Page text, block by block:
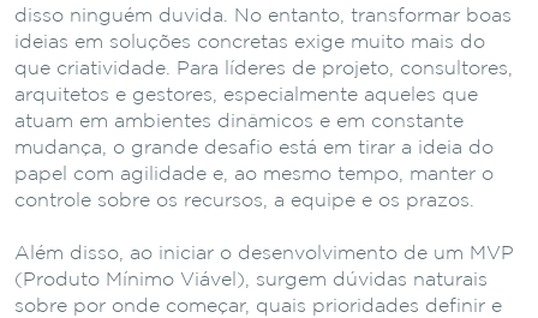
disso ninguém duvida. No entanto, transformar boas
ideias em soluções concretas exige muito mais do
que criatividade. Para líderes de projeto, consultores,
arquitetos e gestores, especialmente aqueles que
atuam em ambientes dinâmicos e em constante
mudança, o grande desafio está em tirar a ideia do
papel com agilidade e, ao mesmo tempo, manter o
controle sobre os recursos, a equipe e os prazos.
Além disso, ao iniciar o desenvolvimento de um MVP
(Produto Mínimo Viável), surgem dúvidas naturais
sobre por onde começar, quais prioridades definir e